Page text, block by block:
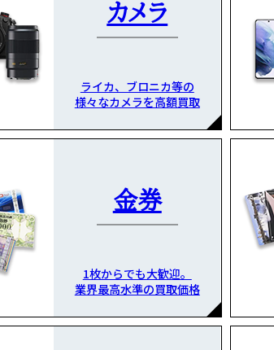
カメラ
ライカ、ブロニカ等の
様々なカメラを高額買取
金券
1枚からでも大歓迎。
業界最高水準の買取価格